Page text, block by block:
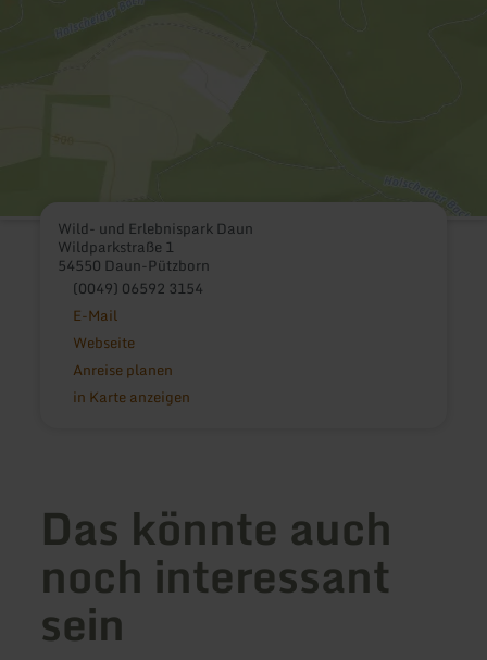
Wild- und Erlebnispark Daun
Wildparkstraße 1
54550 Daun-Pützborn
(0049) 06592 3154
E-Mail
Webseite
Anreise planen
in Karte anzeigen
Das könnte auch
noch interessant
sein